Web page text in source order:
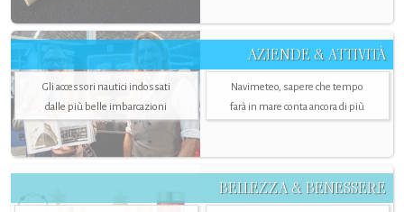
AZIENDE & ATTIVITÀ
Gli accessori nautici indossati
dalle più belle imbarcazioni
Navimeteo, sapere che tempo
farà in mare conta ancora di più
BELLEZZA & BENESSERE